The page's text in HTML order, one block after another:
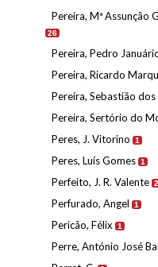
Pereira, Mª Assunção
26
Pereira, Pedro
Pereira, Ricardo
Pereira, Sebastião dos
Pereira, Sertório do
Peres, J. Vitorino 1
Peres, Luís Gomes 1
Perfeito, J. R. Valente 2
Perfurado, Angel 1
Pericão, Félix 1
Perre, António José